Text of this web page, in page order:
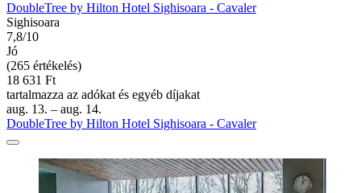
DoubleTree by Hilton Hotel Sighisoara - Cavaler
Sighisoara
7,8/10
Jó
(265 értékelés)
18 631 Ft
tartalmazza az adókat és egyéb díjakat
aug. 13. – aug. 14.
DoubleTree by Hilton Hotel Sighisoara - Cavaler